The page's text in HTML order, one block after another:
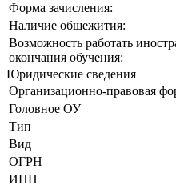
Форма зачисления:
Наличие общежития:
Возможность работать
окончания обучения:
Юридические сведения
Организационно-правовая
Головное ОУ
Тип
Вид
ОГРН
ИНН